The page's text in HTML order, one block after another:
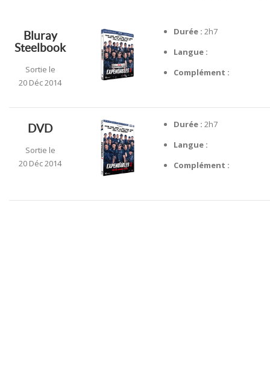
Bluray
Steelbook
Sortie le
20 Déc 2014
Durée : 2h7
Langue :
Complément :
DVD
Sortie le
20 Déc 2014
Durée : 2h7
Langue :
Complément :